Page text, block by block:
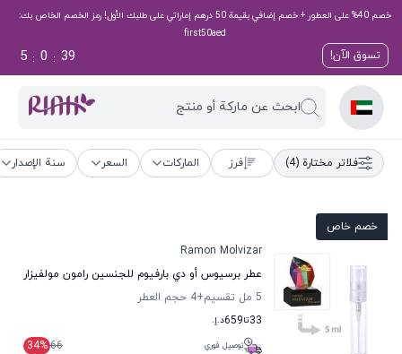
خصم 40% على العطور + خصم إضافي بقيمة 50 درهم إماراتي على طلبك الأول! رمز الخصم الخاص بك:
first50aed
تسوق الآن! 38
:
0
:
5
ابحث عن ماركة أو منتج
فلاتر مختارة (4) فرز الماركات السعر سنة الإصدار
خصم خاص
Ramon Molvizar
عطر برسيوس أو دي بارفيوم للجنسين رامون مولفيزار
5 مل تقسيم
+4
حجم العطر
33تا659د.إ.
توصيل فوري 66
34%